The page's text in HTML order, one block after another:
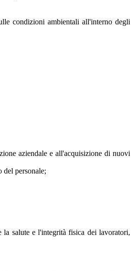
condizioni ambientali all'interno degli
aziendale e all'acquisizione di nuovi
personale;
la salute e l'integrità fisica dei lavoratori,